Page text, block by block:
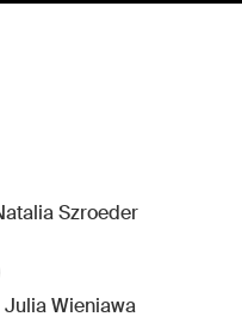
Szroeder
Wieniawa